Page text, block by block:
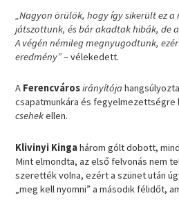
„Nagyon örülök, hogy így sikerült ez
játszottunk, és bár akadtak hibák, de
A végén némileg megnyugodtunk,
eredmény”– vélekedett.
A Ferencvárosirányítója
csapatmunkára és fegyelmezettségre
csehekellen.
Klivinyi Kingahárom gólt dobott,
Mint elmondta, az első felvonás nem
szerették volna, ezért a szünet után
„meg kell nyomni” a második félidőt,